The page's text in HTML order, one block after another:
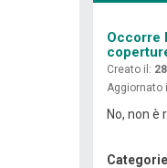
Occorre
Creato il:
Aggiornato
No, non